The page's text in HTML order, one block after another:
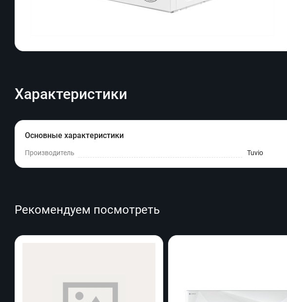
Характеристики
Основные характеристики
Производитель Tuvio
Рекомендуем посмотреть